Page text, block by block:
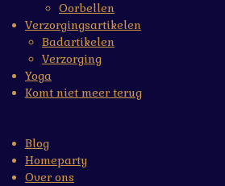
Oorbellen
Verzorgingsartikelen
Badartikelen
Verzorging
Yoga
Komt niet meer terug
Blog
Homeparty
Over ons